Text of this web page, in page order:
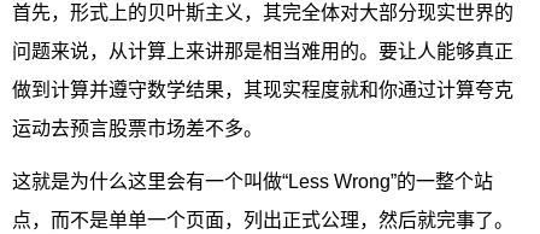
首先，形式上的贝叶斯主义，其完全体对大部分现实世界的
问题来说，从计算上来讲那是相当难用的。要让人能够真正
做到计算并遵守数学结果，其现实程度就和你通过计算夸克
运动去预言股票市场差不多。
这就是为什么这里会有一个叫做“Less Wrong”的一整个站
点，而不是单单一个页面，列出正式公理，然后就完事了。